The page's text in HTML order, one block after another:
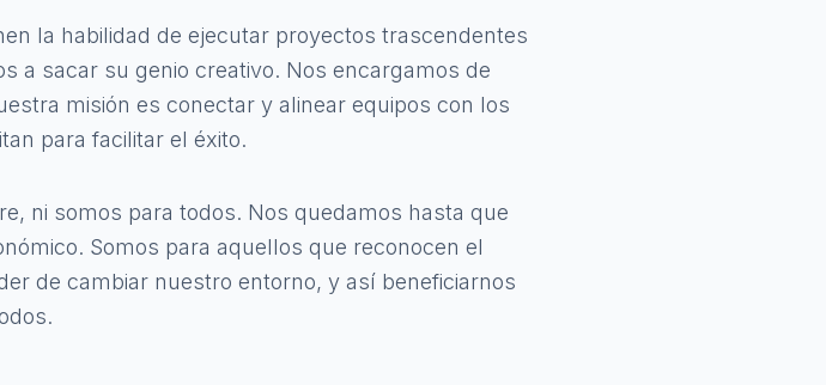
la habilidad de ejecutar proyectos trascendentes
a sacar su genio creativo. Nos encargamos de
misión es conectar y alinear equipos con los
para facilitar el éxito.
ni somos para todos. Nos quedamos hasta que
Somos para aquellos que reconocen el
de cambiar nuestro entorno, y así beneficiarnos